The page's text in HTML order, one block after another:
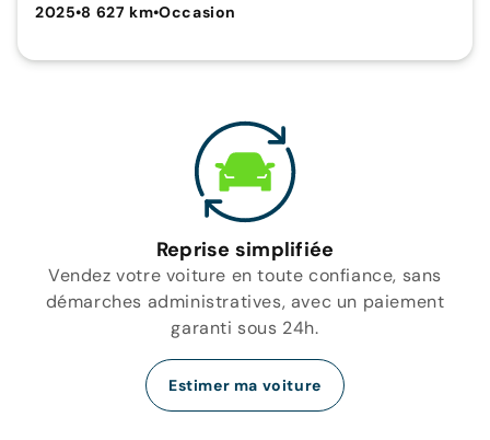
2025•8 627 km•Occasion
Reprise simplifiée
Vendez votre voiture en toute confiance, sans
démarches administratives, avec un paiement
garanti sous 24h.
Estimer ma voiture